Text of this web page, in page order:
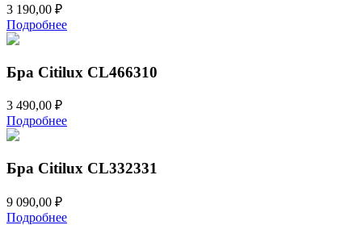
3 190,00 ₽
Подробнее
Бра Citilux CL466310
3 490,00 ₽
Подробнее
Бра Citilux CL332331
9 090,00 ₽
Подробнее